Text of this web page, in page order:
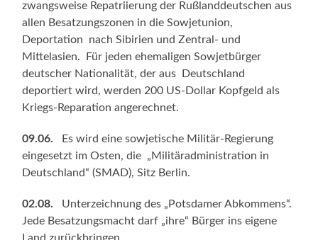
zwangsweise Repatriierung der Rußlanddeutschen aus
allen Besatzungszonen in die Sowjetunion,
Deportation nach Sibirien und Zentral- und
Mittelasien. Für jeden ehemaligen Sowjetbürger
deutscher Nationalität, der aus Deutschland
deportiert wird, werden 200 US-Dollar Kopfgeld als
Kriegs-Reparation angerechnet.
09.06. Es wird eine sowjetische Militär-Regierung
eingesetzt im Osten, die „Militäradministration in
Deutschland“ (SMAD), Sitz Berlin.
02.08. Unterzeichnung des „Potsdamer Abkommens“.
Jede Besatzungsmacht darf „ihre“ Bürger ins eigene